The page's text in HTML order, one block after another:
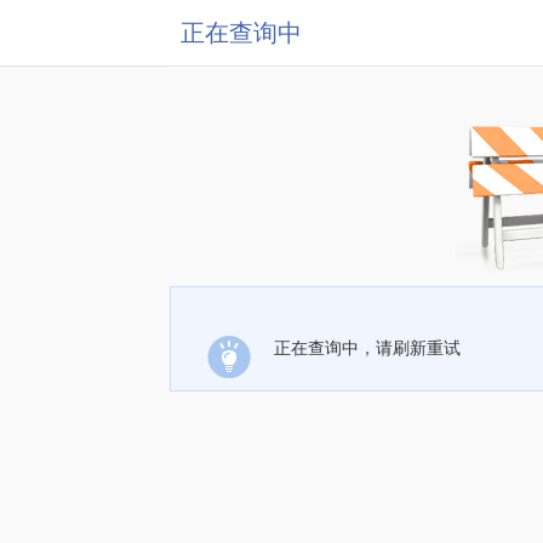
正在查询中
正在查询中，请刷新重试